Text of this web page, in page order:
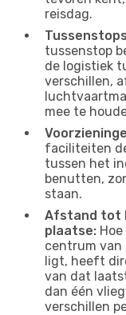
reisdag.
tussenstop
de logistiek
verschillen,
mee te
faciliteiten
tussen het
benutten,
staan.
Afstand tot
plaatse:
centrum van
ligt, heeft
van dat
dan één
verschillen